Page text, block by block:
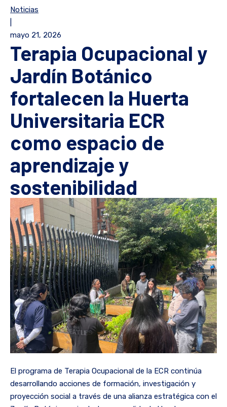
Noticias
mayo 21, 2026
Terapia Ocupacional y
Jardín Botánico
fortalecen la Huerta
Universitaria ECR
como espacio de
aprendizaje y
sostenibilidad
El programa de Terapia Ocupacional de la ECR continúa
desarrollando acciones de formación, investigación y
proyección social a través de una alianza estratégica con el